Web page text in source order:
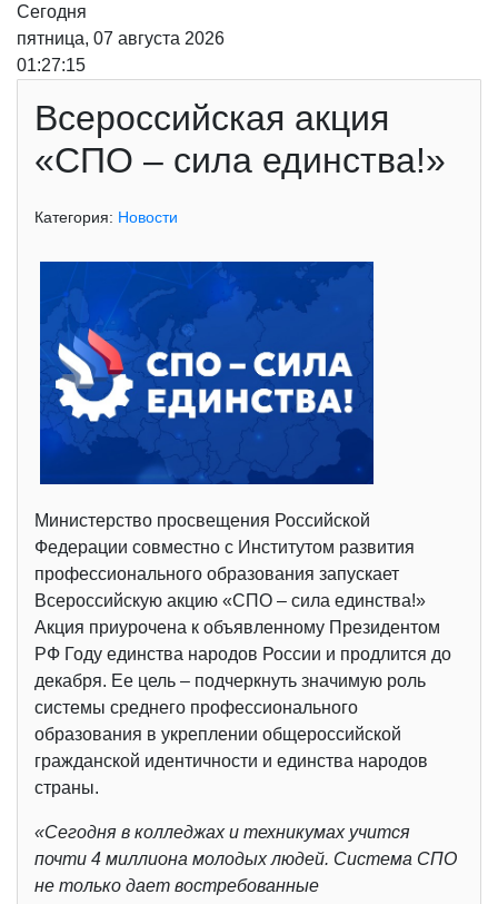
Сегодня
пятница, 07 августа 2026
01:27:15
Всероссийская акция
«СПО – сила единства!»
Категория: Новости
Министерство просвещения Российской
Федерации совместно с Институтом развития
профессионального образования запускает
Всероссийскую акцию «СПО – сила единства!»
Акция приурочена к объявленному Президентом
РФ Году единства народов России и продлится до
декабря. Ее цель – подчеркнуть значимую роль
системы среднего профессионального
образования в укреплении общероссийской
гражданской идентичности и единства народов
страны.
«Сегодня в колледжах и техникумах учится
почти 4 миллиона молодых людей. Система СПО
не только дает востребованные